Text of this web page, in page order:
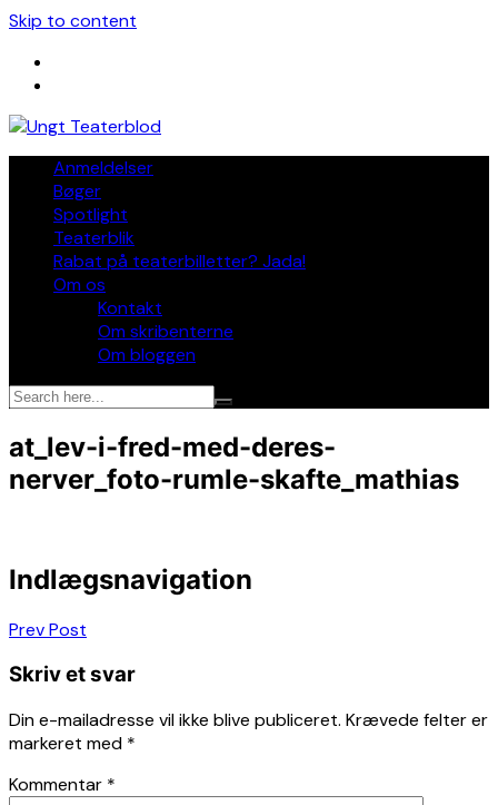
Skip to content
Anmeldelser
Bøger
Spotlight
Teaterblik
Rabat på teaterbilletter? Jada!
Om os
Kontakt
Om skribenterne
Om bloggen
at_lev-i-fred-med-deres-
nerver_foto-rumle-skafte_mathias
Indlægsnavigation
Prev Post
Skriv et svar
Din e-mailadresse vil ikke blive publiceret. Krævede felter er
markeret med *
Kommentar *